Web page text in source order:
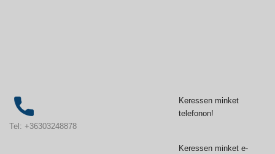
Keressen minket
telefonon!
Tel: +36303248878
Keressen minket e-